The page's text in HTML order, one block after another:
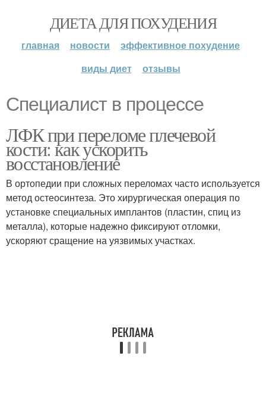
ДИЕТА ДЛЯ ПОХУДЕНИЯ
главная новости
эффективное похудение
виды диет
отзывы
Специалист в процессе
ЛФК при переломе плечевой
кости: как ускорить
восстановление
В ортопедии при сложных переломах часто используется
метод остеосинтеза. Это хирургическая операция по
установке специальных имплантов (пластин, спиц из
металла), которые надежно фиксируют отломки,
ускоряют сращение на уязвимых участках.